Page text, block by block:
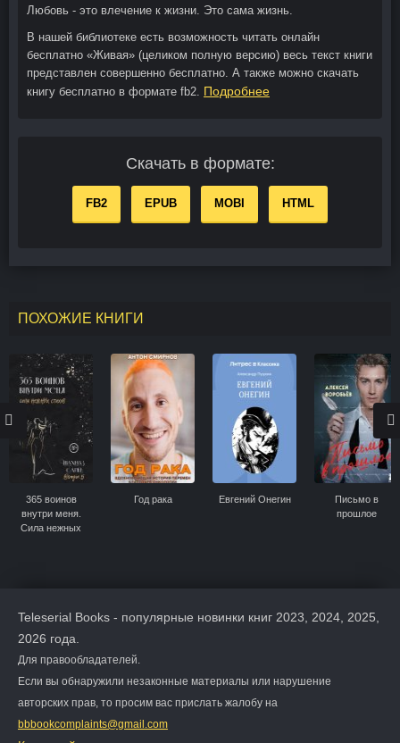
Любовь - это влечение к жизни. Это сама жизнь.
В нашей библиотеке есть возможность читать онлайн
бесплатно «Живая» (целиком полную версию) весь текст книги
представлен совершенно бесплатно. А также можно скачать
книгу бесплатно в формате fb2. Подробнее
Скачать в формате:
FB2 EPUB MOBI HTML
ПОХОЖИЕ КНИГИ
365 воинов
внутри меня.
Сила нежных
Год рака Евгений Онегин
Письмо в
прошлое
Teleserial Books - популярные новинки книг 2023, 2024, 2025,
2026 года.
Для правообладателей.
Если вы обнаружили незаконные материалы или нарушение
авторских прав, то просим вас прислать жалобу на
bbbookcomplaints@gmail.com